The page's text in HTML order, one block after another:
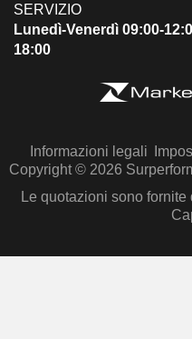
SERVIZIO
Lunedì-Venerdì 09:00-
18:00
Informazioni legali
Copyright © 2026
Le quotazioni sono